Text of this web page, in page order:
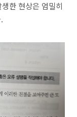
한 현상은 엄밀히